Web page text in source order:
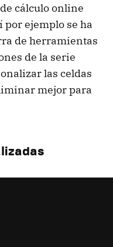
cálculo online
por ejemplo se ha
de herramientas
de la serie
las celdas
mejor para